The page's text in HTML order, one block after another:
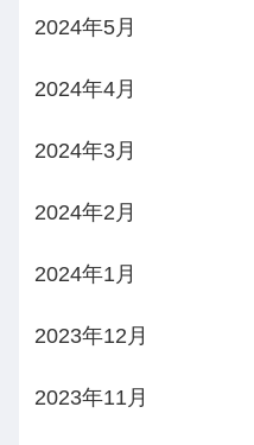
2024年5月
2024年4月
2024年3月
2024年2月
2024年1月
2023年12月
2023年11月